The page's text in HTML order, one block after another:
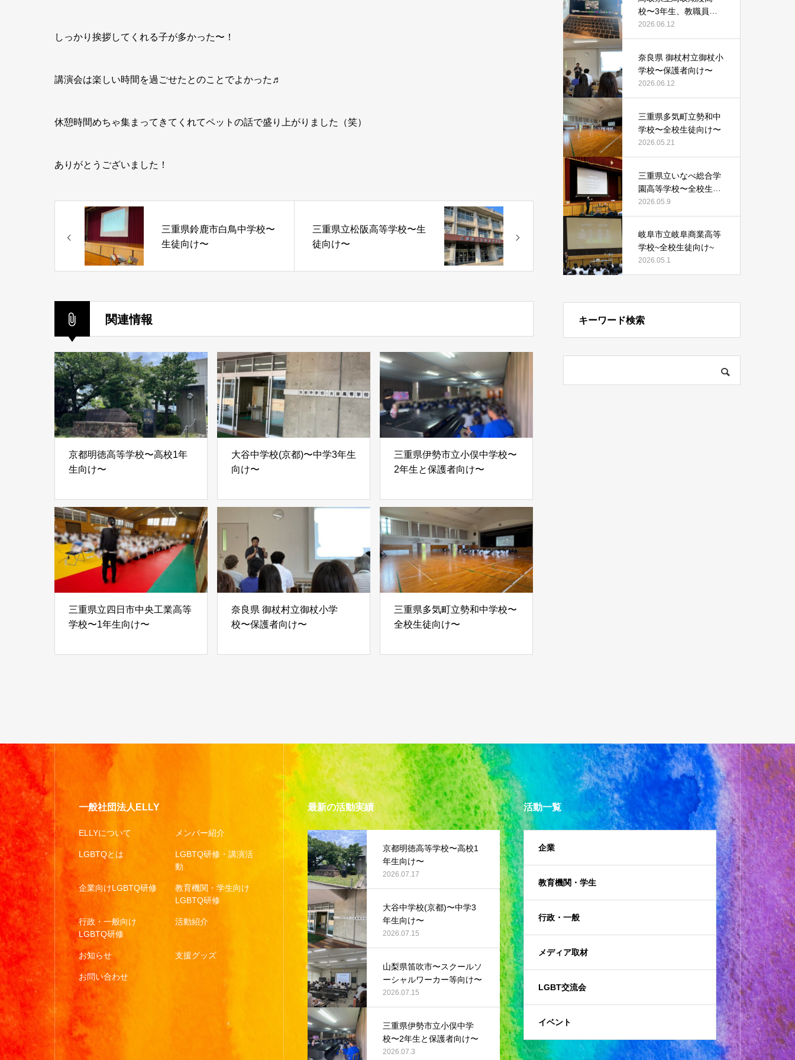
しっかり挨拶してくれる子が多かった〜！
講演会は楽しい時間を過ごせたとのことでよかった♬
休憩時間めちゃ集まってきてくれてペットの話で盛り上がりました（笑）
ありがとうございました！
三重県鈴鹿市白鳥中学校〜
生徒向け〜
三重県立松阪高等学校〜生
徒向け〜
関連情報
京都明徳高等学校〜高校1年
生向け〜
大谷中学校(京都)〜中学3年生
向け〜
三重県伊勢市立小俣中学校〜
2年生と保護者向け〜
三重県立四日市中央工業高等
学校〜1年生向け〜
奈良県 御杖村立御杖小学
校〜保護者向け〜
三重県多気町立勢和中学校〜
全校生徒向け〜
校〜3年生、教職員向
け〜
2026.06.12
奈良県 御杖村立御杖小
学校〜保護者向け〜
2026.06.12
三重県多気町立勢和中
学校〜全校生徒向け〜
2026.05.21
三重県立いなべ総合学
園高等学校〜全校生徒
向け〜
2026.05.9
岐阜市立岐阜商業高等
学校~全校生徒向け~
2026.05.1
キーワード検索
一般社団法人ELLY
ELLYについて メンバー紹介
LGBTQとは
LGBTQ研修・講演活
動
企業向けLGBTQ研修
教育機関・学生向け
LGBTQ研修
行政・一般向け
LGBTQ研修
活動紹介
お知らせ 支援グッズ
お問い合わせ
最新の活動実績
京都明徳高等学校〜高校1
年生向け〜
2026.07.17
大谷中学校(京都)〜中学3
年生向け〜
2026.07.15
山梨県笛吹市〜スクールソ
ーシャルワーカー等向け〜
2026.07.15
三重県伊勢市立小俣中学
校〜2年生と保護者向け〜
2026.07.3
活動一覧
企業
教育機関・学生
行政・一般
メディア取材
LGBT交流会
イベント